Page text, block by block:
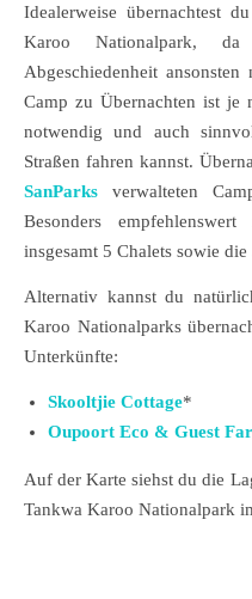
Idealerweise übernachtest
Karoo Nationalpark,
Abgeschiedenheit
Camp zu Übernachten ist je
notwendig und auch
Straßen fahren kannst.
SanParks verwalteten
Besonders
insgesamt 5 Chalets sowie die
Alternativ kannst du
Karoo Nationalparks
Unterkünfte:
Skooltjie Cottage*
Oupoort Eco & Guest
Auf der Karte siehst du die
Tankwa Karoo Nationalpark